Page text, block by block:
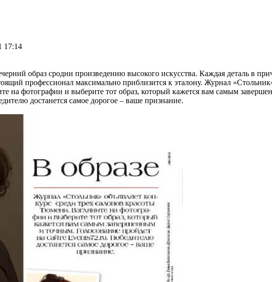
17:14
образ сродни произведению высокого искусства. Каждая деталь в
профессионал максимально приблизится к эталону. Журнал
на фотографии и выберите тот образ, который кажется вам самым
достанется самое дорогое – ваше признание.